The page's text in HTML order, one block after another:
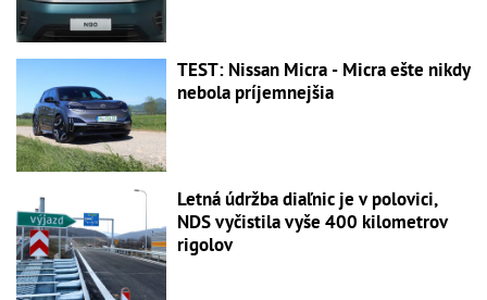
TEST: Nissan Micra - Micra ešte nikdy
nebola príjemnejšia
Letná údržba diaľnic je v polovici,
NDS vyčistila vyše 400 kilometrov
rigolov